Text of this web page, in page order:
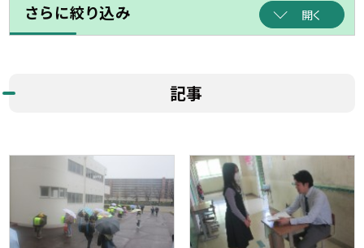
さらに絞り込み 開く
記事